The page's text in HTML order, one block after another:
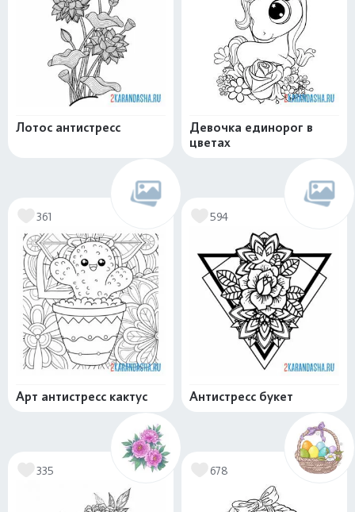
Лотос антистресс
Девочка единорог в
цветах
361
Арт антистресс кактус
594
Антистресс букет
335 678